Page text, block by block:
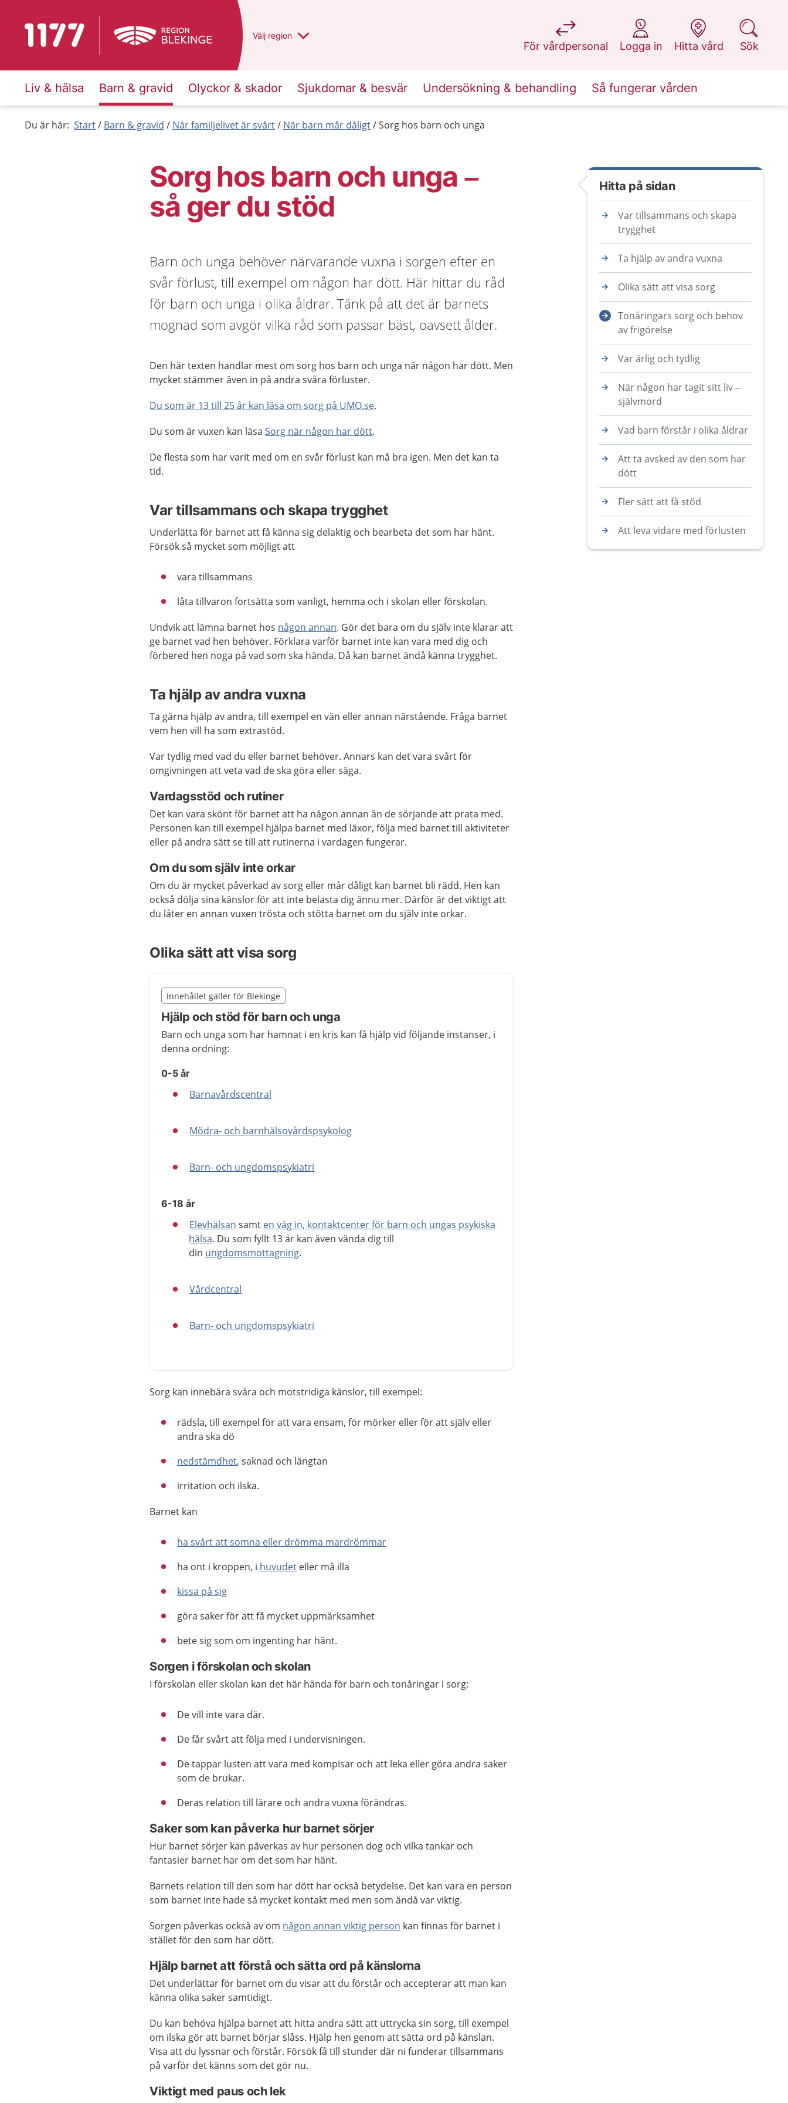
Till startsidan för 1177 Du har valt region
Välj en annan
region
För vårdpersonal
på 1177.se
Logga in
på 1177.se
Hitta vård
på 1177.se
Sök
på 1177.se
Liv & hälsa Barn & gravid Olyckor & skador Sjukdomar & besvär Undersökning & behandling Så fungerar vården
Du är här: Start Barn & gravid När familjelivet är svårt När barn mår dåligt Sorg hos barn och unga
Sorg hos barn och unga –
så ger du stöd
Barn och unga behöver närvarande vuxna i sorgen efter en
svår förlust, till exempel om någon har dött. Här hittar du råd
för barn och unga i olika åldrar. Tänk på att det är barnets
mognad som avgör vilka råd som passar bäst, oavsett ålder.
Den här texten handlar mest om sorg hos barn och unga när någon har dött. Men
mycket stämmer även in på andra svåra förluster.
Du som är 13 till 25 år kan läsa om sorg på UMO.se.
Du som är vuxen kan läsaSorg när någon har dött.
De flesta som har varit med om en svår förlust kan må bra igen. Men det kan ta
tid.
Var tillsammans och skapa trygghet
Underlätta för barnet att få känna sig delaktig och bearbeta det som har hänt.
Försök så mycket som möjligt att
vara tillsammans
låta tillvaron fortsätta som vanligt, hemma och i skolan eller förskolan.
Undvik att lämna barnet hos någon annan. Gör det bara om du själv inte klarar att
ge barnet vad hen behöver. Förklara varför barnet inte kan vara med dig och
förbered hen noga på vad som ska hända. Då kan barnet ändå känna trygghet.
Ta hjälp av andra vuxna
Ta gärna hjälp av andra, till exempel en vän eller annan närstående. Fråga barnet
vem hen vill ha som extrastöd.
Var tydlig med vad du eller barnet behöver. Annars kan det vara svårt för
omgivningen att veta vad de ska göra eller säga.
Vardagsstöd och rutiner
Det kan vara skönt för barnet att ha någon annan än de sörjande att prata med.
Personen kan till exempel hjälpa barnet med läxor, följa med barnet till aktiviteter
eller på andra sätt se till att rutinerna i vardagen fungerar.
Om du som själv inte orkar
Om du är mycket påverkad av sorg eller mår dåligt kan barnet bli rädd. Hen kan
också dölja sina känslor för att inte belasta dig ännu mer. Därför är det viktigt att
du låter en annan vuxen trösta och stötta barnet om du själv inte orkar.
Olika sätt att visa sorg
Nedan innehåll gäller region Blekinge
Innehållet gäller för Blekinge
Hjälp och stöd för barn och unga
Barn och unga som har hamnat i en kris kan få hjälp vid följande instanser, i
denna ordning:
0-5 år
Barnavårdscentral
Mödra- och barnhälsovårdspsykolog
Barn- och ungdomspsykiatri
6-18 år
Elevhälsan samt en väg in, kontaktcenter för barn och ungas psykiska
hälsa. Du som fyllt 13 år kan även vända dig till
din ungdomsmottagning.
Vårdcentral
Barn- och ungdomspsykiatri
Slut på det regionala tillägget från region Blekinge
Sorg kan innebära svåra och motstridiga känslor, till exempel:
rädsla, till exempel för att vara ensam, för mörker eller för att själv eller
andra ska dö
nedstämdhet, saknad och längtan
irritation och ilska.
Barnet kan
ha svårt att somna eller drömma mardrömmar
ha ont i kroppen, i huvudet eller må illa
kissa på sig
göra saker för att få mycket uppmärksamhet
bete sig som om ingenting har hänt.
Sorgen i förskolan och skolan
I förskolan eller skolan kan det här hända för barn och tonåringar i sorg:
De vill inte vara där.
De får svårt att följa med i undervisningen.
De tappar lusten att vara med kompisar och att leka eller göra andra saker
som de brukar.
Deras relation till lärare och andra vuxna förändras.
Saker som kan påverka hur barnet sörjer
Hur barnet sörjer kan påverkas av hur personen dog och vilka tankar och
fantasier barnet har om det som har hänt.
Barnets relation till den som har dött har också betydelse. Det kan vara en person
som barnet inte hade så mycket kontakt med men som ändå var viktig.
Sorgen påverkas också av om någon annan viktig person kan finnas för barnet i
stället för den som har dött.
Hjälp barnet att förstå och sätta ord på känslorna
Det underlättar för barnet om du visar att du förstår och accepterar att man kan
känna olika saker samtidigt.
Du kan behöva hjälpa barnet att hitta andra sätt att uttrycka sin sorg, till exempel
om ilska gör att barnet börjar slåss. Hjälp hen genom att sätta ord på känslan.
Visa att du lyssnar och förstår. Försök få till stunder där ni funderar tillsammans
på varför det känns som det gör nu.
Viktigt med paus och lek
Hitta på sidan
Var tillsammans och skapa
trygghet
Ta hjälp av andra vuxna
Olika sätt att visa sorg
Tonåringars sorg och behov
av frigörelse
Var ärlig och tydlig
När någon har tagit sitt liv –
självmord
Vad barn förstår i olika åldrar
Att ta avsked av den som har
dött
Fler sätt att få stöd
Att leva vidare med förlusten